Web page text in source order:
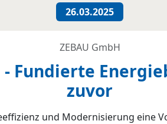
26.03.2025
ZEBAU GmbH
Fundierte
zuvor
und Modernisierung eine